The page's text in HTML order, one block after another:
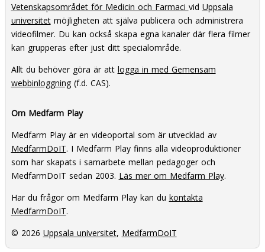
Vetenskapsområdet för Medicin och Farmaci vid Uppsala
universitetmöjligheten att själva publicera och administrera
videofilmer. Du kan också skapa egna kanaler där flera filmer
kan grupperas efter just ditt specialområde.
Allt du behöver göra är att logga in med Gemensam
webbinloggning(f.d. CAS).
Om Medfarm Play
Medfarm Play är en videoportal som är utvecklad av
MedfarmDoIT. I Medfarm Play finns alla videoproduktioner
som har skapats i samarbete mellan pedagoger och
MedfarmDoIT sedan 2003. Läs mer om Medfarm Play.
Har du frågor om Medfarm Play kan du kontakta
MedfarmDoIT.
© 2026 Uppsala universitet, MedfarmDoIT